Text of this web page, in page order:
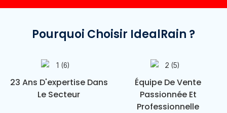
Pourquoi Choisir IdealRain ?
23 Ans D'expertise Dans
Le Secteur
Équipe De Vente
Passionnée Et
Professionnelle